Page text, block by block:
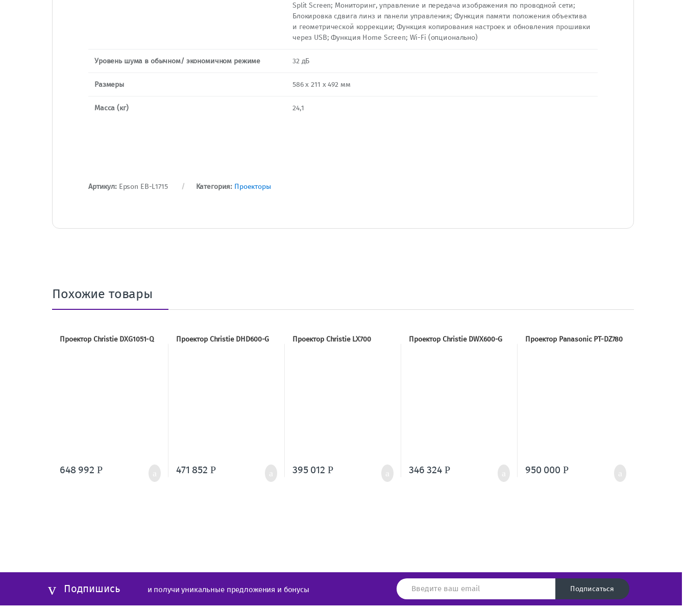
Split Screen; Мониторинг, управление и передача изображения по проводной сети;
Блокировка сдвига линз и панели управления; Функция памяти положения объектива
и геометрической коррекции; Функция копирования настроек и обновления прошивки
через USB; Функция Home Screen; Wi-Fi (опционально)
Уровень шума в обычном/ экономичном режиме 32 дБ
Размеры 586 x 211 x 492 мм
Масса (кг) 24,1
Артикул: Epson EB-L1715 Категория: Проекторы
Похожие товары
Проектор Christie DXG1051-Q
648 992 Р
Проектор Christie DHD600-G
471 852 Р
Проектор Christie LX700
395 012 Р
Проектор Christie DWX600-G
346 324 Р
Проектор Panasonic PT-DZ780
950 000 Р
Подпишись и получи уникальные предложения и бонусы Подписаться